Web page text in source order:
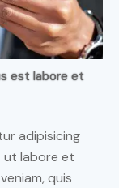
est labore et
adipisicing
ut labore et
quis